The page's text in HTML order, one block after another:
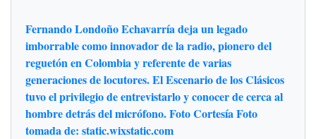
Fernando Londoño Echavarría deja un legado
imborrable como innovador de la radio, pionero del
reguetón en Colombia y referente de varias
generaciones de locutores. El Escenario de los Clásicos
tuvo el privilegio de entrevistarlo y conocer de cerca al
hombre detrás del micrófono. Foto Cortesía Foto
tomada de: static.wixstatic.com